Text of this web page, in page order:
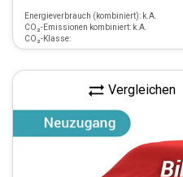
Energieverbrauch (kombiniert): k.A.
CO₂-Emissionen kombiniert: k.A.
CO₂-Klasse:
Vergleichen